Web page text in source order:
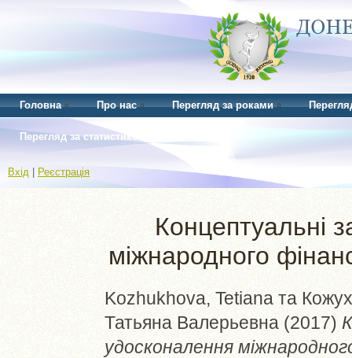
Головна Про нас Перегляд за роками
Перегляд за статистикою
Вхід Реєстрація
Концептуальні
міжнародного
Kozhukhova, Tetiana та
Татьяна Валерьевна (2017)
удосконалення